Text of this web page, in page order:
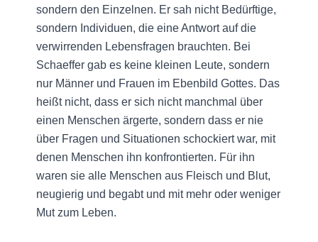
sondern den Einzelnen. Er sah nicht Bedürftige,
sondern Individuen, die eine Antwort auf die
verwirrenden Lebensfragen brauchten. Bei
Schaeffer gab es keine kleinen Leute, sondern
nur Männer und Frauen im Ebenbild Gottes. Das
heißt nicht, dass er sich nicht manchmal über
einen Menschen ärgerte, sondern dass er nie
über Fragen und Situationen schockiert war, mit
denen Menschen ihn konfrontierten. Für ihn
waren sie alle Menschen aus Fleisch und Blut,
neugierig und begabt und mit mehr oder weniger
Mut zum Leben.